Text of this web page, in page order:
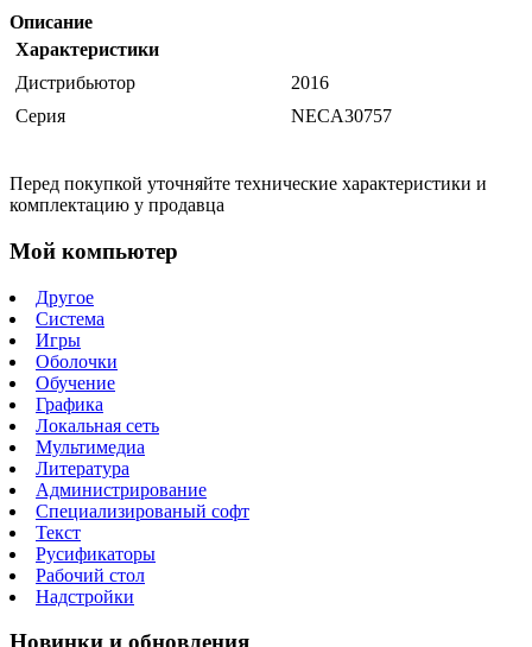
Описание
Характеристики
Дистрибьютор
2016
Серия
NECA30757
Перед покупкой уточняйте технические характеристики и
комплектацию у продавца
Мой компьютер
Другое
Система
Игры
Оболочки
Обучение
Графика
Локальная сеть
Мультимедиа
Литература
Администрирование
Специализированый софт
Текст
Русификаторы
Рабочий стол
Надстройки